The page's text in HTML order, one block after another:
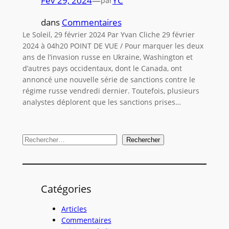
dans Commentaires
Le Soleil, 29 février 2024 Par Yvan Cliche 29 février
2024 à 04h20 POINT DE VUE / Pour marquer les deux
ans de l’invasion russe en Ukraine, Washington et
d’autres pays occidentaux, dont le Canada, ont
annoncé une nouvelle série de sanctions contre le
régime russe vendredi dernier. Toutefois, plusieurs
analystes déplorent que les sanctions prises…
R
c
Rechercher
Catégories
Articles
Commentaires